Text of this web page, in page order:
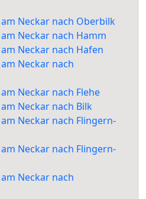
Neckar nach Oberbilk
Neckar nach Hamm
Neckar nach Hafen
Neckar nach
Neckar nach Flehe
Neckar nach Bilk
Neckar nach Flingern-
Neckar nach Flingern-
Neckar nach